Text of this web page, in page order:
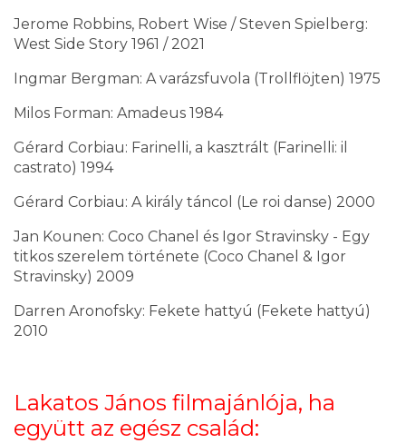
Jerome Robbins, Robert Wise / Steven Spielberg:
West Side Story 1961 / 2021
Ingmar Bergman: A varázsfuvola (Trollflöjten) 1975
Milos Forman: Amadeus 1984
Gérard Corbiau: Farinelli, a kasztrált (Farinelli: il
castrato) 1994
Gérard Corbiau: A király táncol (Le roi danse) 2000
Jan Kounen: Coco Chanel és Igor Stravinsky - Egy
titkos szerelem története (Coco Chanel & Igor
Stravinsky) 2009
Darren Aronofsky: Fekete hattyú (Fekete hattyú)
2010
Lakatos János filmajánlója, ha
együtt az egész család: